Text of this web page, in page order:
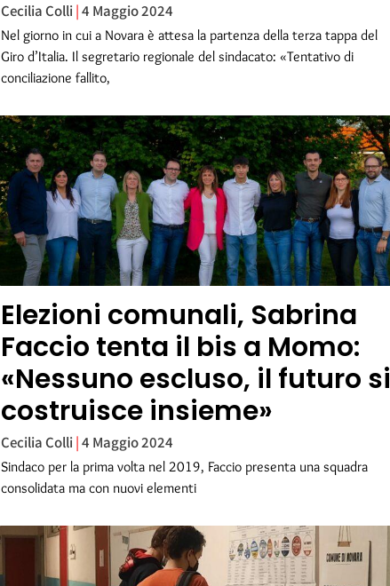
Cecilia Colli 4 Maggio 2024
Nel giorno in cui a Novara è attesa la partenza della terza tappa del
Giro d’Italia. Il segretario regionale del sindacato: «Tentativo di
conciliazione fallito,
Elezioni comunali, Sabrina
Faccio tenta il bis a Momo:
«Nessuno escluso, il futuro si
costruisce insieme»
Cecilia Colli 4 Maggio 2024
Sindaco per la prima volta nel 2019, Faccio presenta una squadra
consolidata ma con nuovi elementi